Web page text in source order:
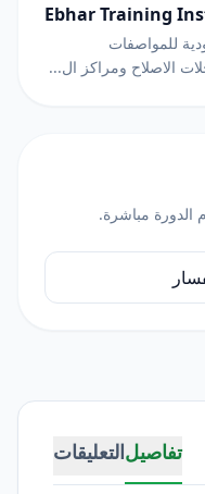
تفاصيلالتعليقات
Ebhar Training
للمواصفات
الاصلاح ومراكز ال...
مباشرة.